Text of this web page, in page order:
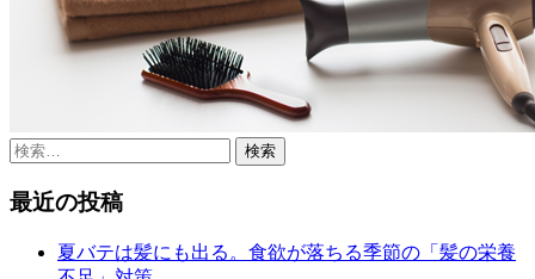
検
最近の投稿
夏バテは髪にも出る。食欲が落ちる季節の「髪の栄養